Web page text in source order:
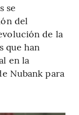
se
del
de la
que han
en la
Nubank para